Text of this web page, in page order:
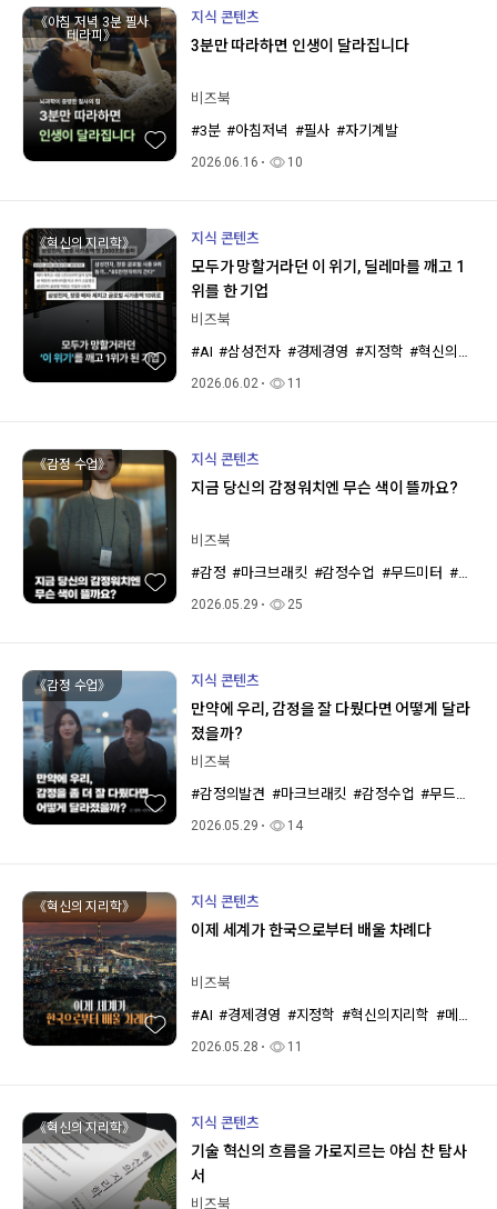
《아침 저녁 3분 필사
테라피》
지식 콘텐츠
3분만 따라하면 인생이 달라집니다
비즈북
#3분 #아침저녁 #필사 #자기계발
2026.06.16 10
《혁신의 지리학》 지식 콘텐츠
모두가 망할거라던 이 위기, 딜레마를 깨고 1
위를 한 기업
비즈북
#AI #삼성전자 #경제경영 #지정학 #혁신의지리학
2026.06.02 11
《감정 수업》 지식 콘텐츠
지금 당신의 감정워치엔 무슨 색이 뜰까요?
비즈북
#감정 #마크브래킷 #감정수업 #무드미터 #감정워치
2026.05.29 25
《감정 수업》 지식 콘텐츠
만약에 우리, 감정을 잘 다뤘다면 어떻게 달라
졌을까?
비즈북
#감정의발견 #마크브래킷 #감정수업 #무드미터
2026.05.29 14
《혁신의 지리학》 지식 콘텐츠
이제 세계가 한국으로부터 배울 차례다
비즈북
#AI #경제경영 #지정학 #혁신의지리학 #메흐란굴
2026.05.28 11
《혁신의 지리학》 지식 콘텐츠
기술 혁신의 흐름을 가로지르는 야심 찬 탐사
서
비즈북